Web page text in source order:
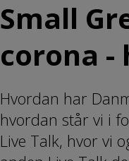
Small
corona -
Hvordan har
hvordan står vi i
Live Talk, hvor vi